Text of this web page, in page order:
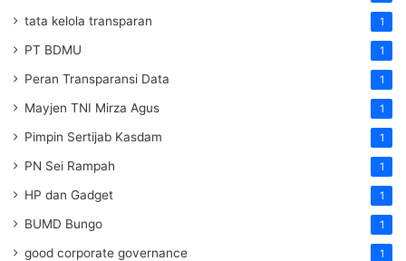
tata kelola transparan 1
PT BDMU 1
Peran Transparansi Data 1
Mayjen TNI Mirza Agus 1
Pimpin Sertijab Kasdam 1
PN Sei Rampah 1
HP dan Gadget 1
BUMD Bungo 1
good corporate governance 1